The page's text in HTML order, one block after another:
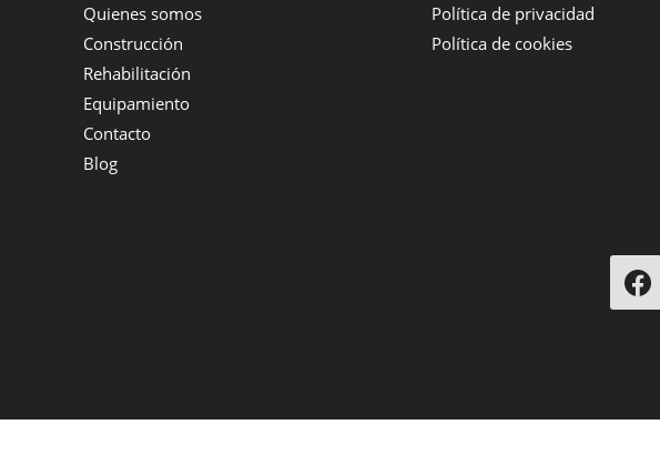
Quienes somos
Construcción
Rehabilitación
Equipamiento
Contacto
Blog
Política de privacidad
Política de cookies